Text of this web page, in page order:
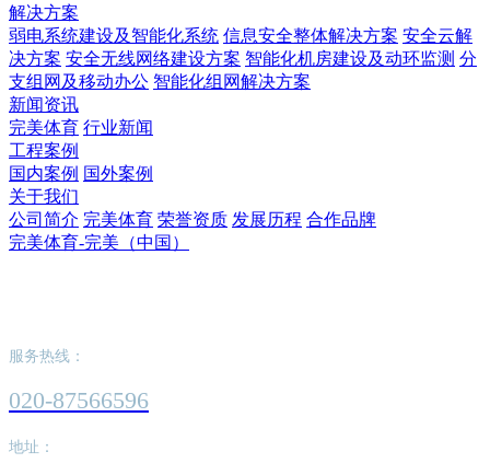
解决方案
弱电系统建设及智能化系统 信息安全整体解决方案 安全云解
决方案 安全无线网络建设方案 智能化机房建设及动环监测 分
支组网及移动办公 智能化组网解决方案
新闻资讯
完美体育 行业新闻
工程案例
国内案例 国外案例
关于我们
公司简介 完美体育 荣誉资质 发展历程 合作品牌
完美体育-完美（中国）
服务热线：
020-87566596
地址：